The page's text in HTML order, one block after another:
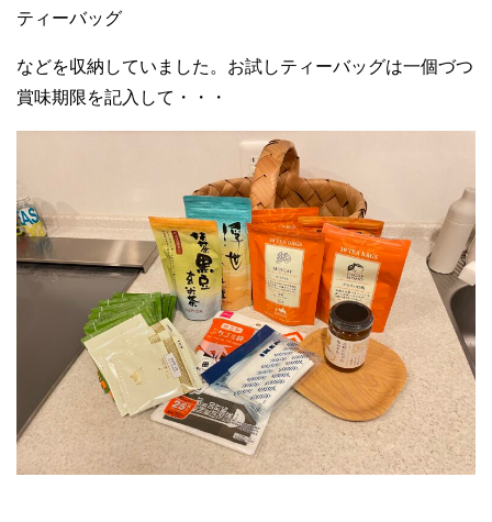
ティーバッグ
などを収納していました。お試しティーバッグは一個づつ
賞味期限を記入して・・・